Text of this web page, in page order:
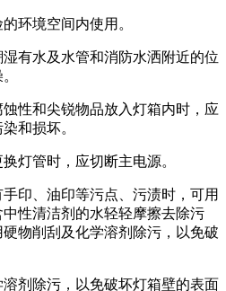
环境空间内使用。
有水及水管和消防水洒附近的位
性和尖锐物品放入灯箱内时，应
和损坏。
灯管时，应切断主电源。
印、油印等污点、污渍时，可用
性清洁剂的水轻轻摩擦去除污
物削刮及化学溶剂除污，以免破
剂除污，以免破坏灯箱壁的表面